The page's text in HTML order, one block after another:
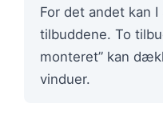
For det andet kan
tilbuddene. To
monteret” kan
vinduer.